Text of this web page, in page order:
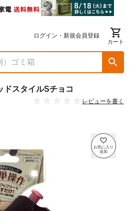
ログイン・新規会員登録
カート
ドスタイルSチョコ
レビューを書く